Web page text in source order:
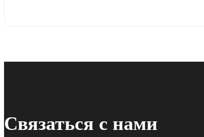
Связаться с нами